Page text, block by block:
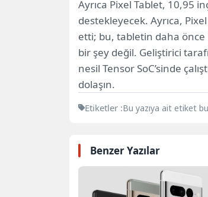
Ayrıca Pixel Tablet, 10,95
destekleyecek. Ayrıca,
etti; bu, tabletin daha önce
bir şey değil. Geliştirici
nesil Tensor SoC’sinde
dolaşın.
Etiketler :Bu yazıya ait etiket
Benzer Yazılar